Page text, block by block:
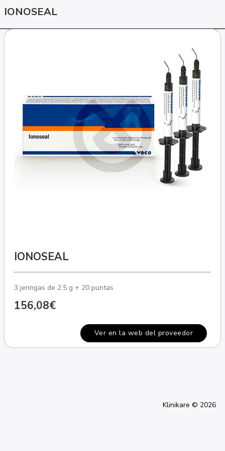
IONOSEAL
IONOSEAL
3 jeringas de 2,5 g + 20 puntas
156,08€
Ver en la web del proveedor
Klinikare © 2026